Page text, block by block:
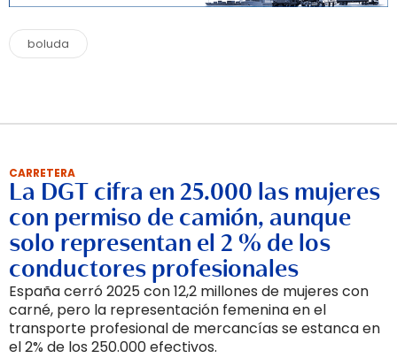
boluda
CARRETERA
La DGT cifra en 25.000 las mujeres
con permiso de camión, aunque
solo representan el 2 % de los
conductores profesionales
España cerró 2025 con 12,2 millones de mujeres con
carné, pero la representación femenina en el
transporte profesional de mercancías se estanca en
el 2% de los 250.000 efectivos.